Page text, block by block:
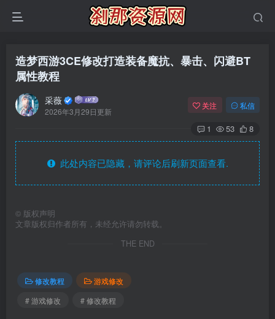
造梦西游3CE修改打造装备魔抗、暴击、闪避BT
属性教程
采薇
2026年3月29日更新
关注 私信
1 53 8
此处内容已隐藏，请评论后刷新页面查看.
© 版权声明
文章版权归作者所有，未经允许请勿转载。
THE END
修改教程
游戏修改
# 游戏修改
# 修改教程